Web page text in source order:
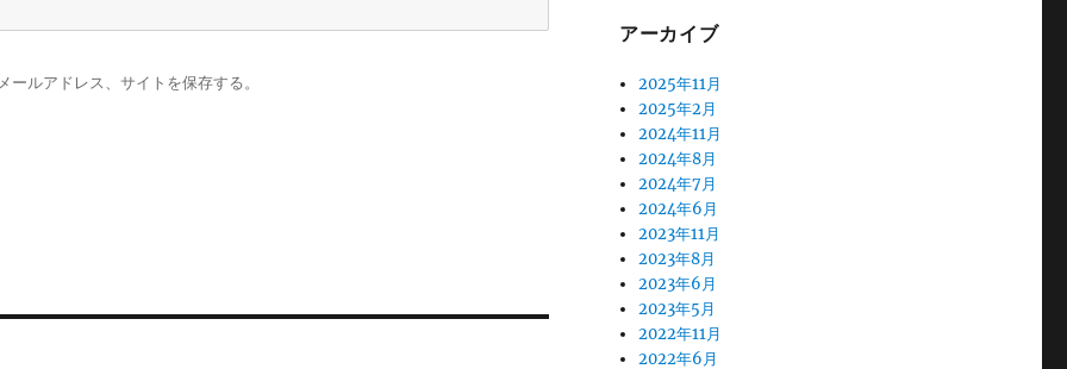
ルアドレス、サイトを保存する。
アーカイブ
2025年11月
2025年2月
2024年11月
2024年8月
2024年7月
2024年6月
2023年11月
2023年8月
2023年6月
2023年5月
2022年11月
2022年6月